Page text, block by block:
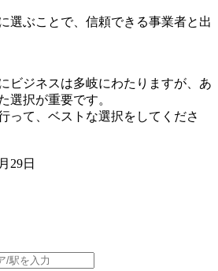
選ぶことで、信頼できる事業者と出
ビジネスは多岐にわたりますが、あ
選択が重要です。
って、ベストな選択をしてくださ
29日